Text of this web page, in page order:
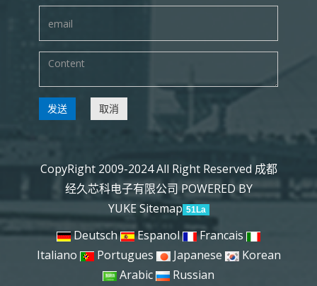
发送 取消
CopyRight 2009-2024 All Right Reserved 成都
经久芯科电子有限公司POWERED BY
YUKESitemap 51La
Deutsch Espanol
Francais
Italiano
Portugues Japanese
Korean
Arabic
Russian